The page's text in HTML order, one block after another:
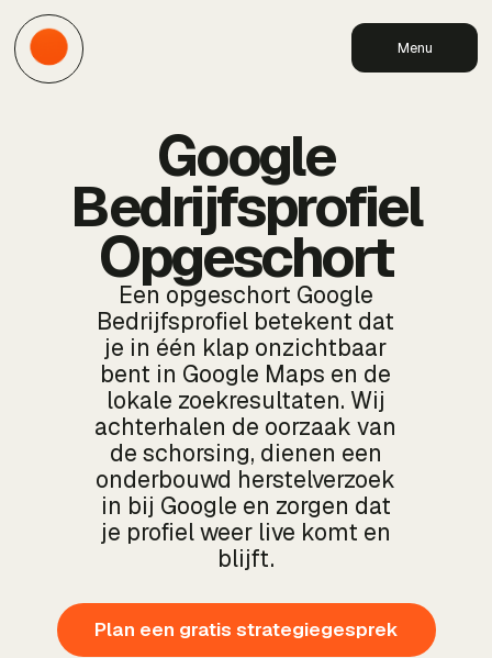
Menu
Google
Bedrijfsprofiel
Opgeschort
Een opgeschort Google
Bedrijfsprofiel betekent dat
je in één klap onzichtbaar
bent in Google Maps en de
lokale zoekresultaten. Wij
achterhalen de oorzaak van
de schorsing, dienen een
onderbouwd herstelverzoek
in bij Google en zorgen dat
je profiel weer live komt en
blijft.
Plan een gratis strategiegesprek